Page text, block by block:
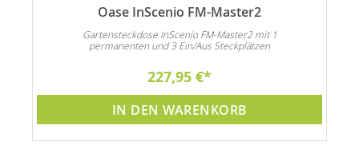
Oase InScenio FM-Master2
Gartensteckdose InScenio FM-Master2 mit 1
permanenten und 3 Ein/Aus Steckplätzen
227,95 €
IN DEN WARENKORB